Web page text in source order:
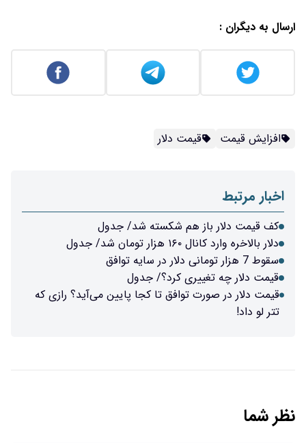
ارسال به دیگران :
افزایش قیمت قیمت دلار
اخبار مرتبط
کف قیمت دلار باز هم شکسته شد/ جدول
دلار بالاخره وارد کانال ۱۶۰ هزار تومان شد/ جدول
سقوط 7 هزار تومانی دلار در سایه توافق
قیمت دلار چه تغییری کرد؟/ جدول
قیمت دلار در صورت توافق تا کجا پایین می‌آید؟ رازی که
تتر لو داد!
نظر شما